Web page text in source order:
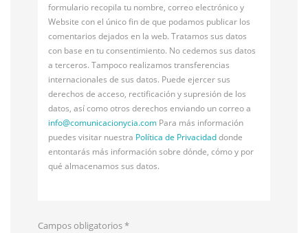
formulario recopila tu nombre, correo electrónico y
Website con el único fin de que podamos publicar los
comentarios dejados en la web. Tratamos sus datos
con base en tu consentimiento. No cedemos sus datos
a terceros. Tampoco realizamos transferencias
internacionales de sus datos. Puede ejercer sus
derechos de acceso, rectificación y supresión de los
datos, así como otros derechos enviando un correo a
info@comunicacionycia.com Para más información
puedes visitar nuestra Política de Privacidaddonde
entontarás más información sobre dónde, cómo y por
qué almacenamos sus datos.
Campos obligatorios*